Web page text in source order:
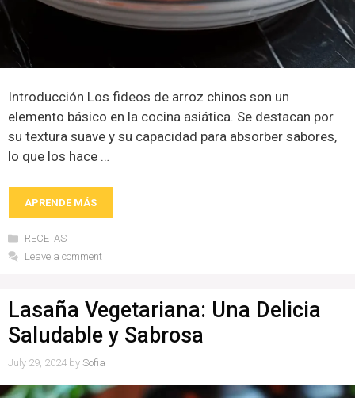
Introducción Los fideos de arroz chinos son un
elemento básico en la cocina asiática. Se destacan por
su textura suave y su capacidad para absorber sabores,
lo que los hace …
APRENDE MÁS
Categories
RECETAS
Leave a comment
Lasaña Vegetariana: Una Delicia
Saludable y Sabrosa
July 29, 2024 by Sofia